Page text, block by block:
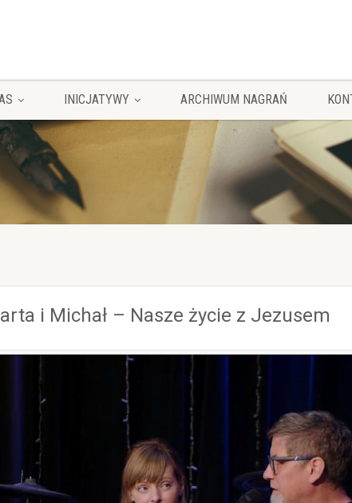
INICJATYWY ARCHIWUM NAGRAŃ
i Michał – Nasze życie z Jezusem